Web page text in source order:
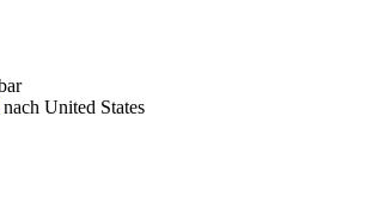
nach United States